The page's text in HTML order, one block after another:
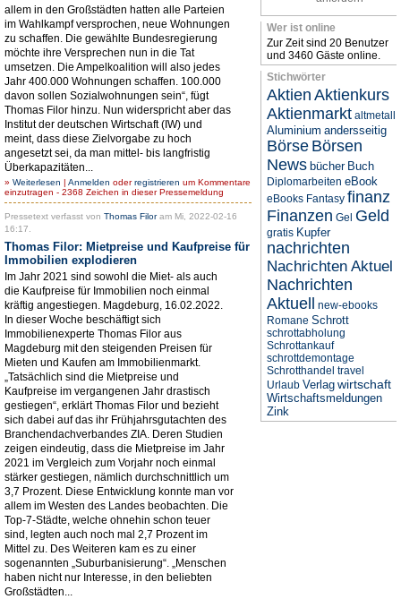
allem in den Großstädten hatten alle Parteien
im Wahlkampf versprochen, neue Wohnungen
zu schaffen. Die gewählte Bundesregierung
möchte ihre Versprechen nun in die Tat
umsetzen. Die Ampelkoalition will also jedes
Jahr 400.000 Wohnungen schaffen. 100.000
davon sollen Sozialwohnungen sein“, fügt
Thomas Filor hinzu. Nun widerspricht aber das
Institut der deutschen Wirtschaft (IW) und
meint, dass diese Zielvorgabe zu hoch
angesetzt sei, da man mittel- bis langfristig
Überkapazitäten...
» Weiterlesen | Anmelden oderregistrieren um Kommentare
einzutragen - 2368 Zeichen in dieser Pressemeldung
Pressetext verfasst von Thomas Filoram Mi, 2022-02-16
16:17.
Thomas Filor: Mietpreise und Kaufpreise für
Immobilien explodieren
Im Jahr 2021 sind sowohl die Miet- als auch
die Kaufpreise für Immobilien noch einmal
kräftig angestiegen. Magdeburg, 16.02.2022.
In dieser Woche beschäftigt sich
Immobilienexperte Thomas Filor aus
Magdeburg mit den steigenden Preisen für
Mieten und Kaufen am Immobilienmarkt.
„Tatsächlich sind die Mietpreise und
Kaufpreise im vergangenen Jahr drastisch
gestiegen“, erklärt Thomas Filor und bezieht
sich dabei auf das ihr Frühjahrsgutachten des
Branchendachverbandes ZIA. Deren Studien
zeigen eindeutig, dass die Mietpreise im Jahr
2021 im Vergleich zum Vorjahr noch einmal
stärker gestiegen, nämlich durchschnittlich um
3,7 Prozent. Diese Entwicklung konnte man vor
allem im Westen des Landes beobachten. Die
Top-7-Städte, welche ohnehin schon teuer
sind, legten auch noch mal 2,7 Prozent im
Mittel zu. Des Weiteren kam es zu einer
sogenannten „Suburbanisierung“. „Menschen
haben nicht nur Interesse, in den beliebten
Großstädten...
Wer ist online
Zur Zeit sind 20 Benutzer
und 3460 Gäste online.
Stichwörter
Aktien Aktienkurs
Aktienmarkt altmetall
Aluminium andersseitig
Börse Börsen
News bücher Buch
Diplomarbeiten eBook
eBooks Fantasy finanz
Finanzen Gel Geld
gratis Kupfer
nachrichten
Nachrichten Aktuel
Nachrichten
Aktuell
new-ebooks
Romane Schrott
schrottabholung
Schrottankauf
schrottdemontage
Schrotthandel travel
Urlaub Verlag wirtschaft
Wirtschaftsmeldungen
Zink